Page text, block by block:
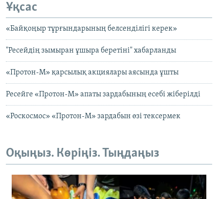
Ұқсас
«Байқоңыр тұрғындарының белсенділігі керек»
"Ресейдің зымыран ұшыра беретіні" хабарланды
«Протон-М» қарсылық акциялары аясында ұшты
Ресейге «Протон-М» апаты зардабының есебі жіберілді
«Роскосмос» «Протон-М» зардабын өзі тексермек
Оқыңыз. Көріңіз. Тыңдаңыз